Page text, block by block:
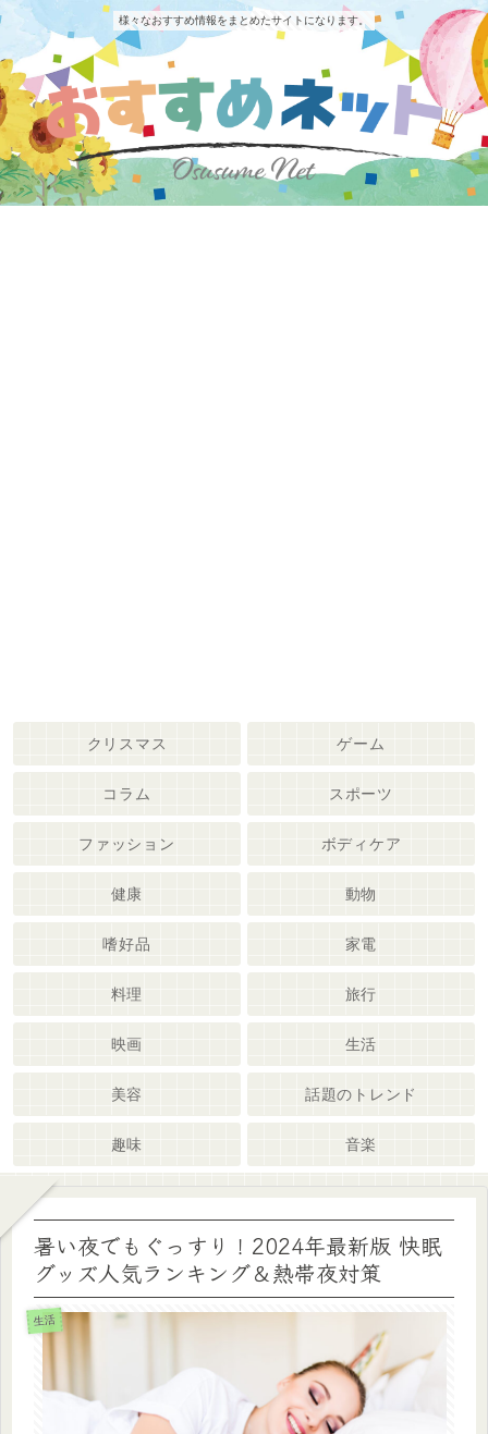
様々なおすすめ情報をまとめたサイトになります。
クリスマス ゲーム
コラム スポーツ
ファッション ボディケア
健康 動物
嗜好品 家電
料理 旅行
映画 生活
美容 話題のトレンド
趣味 音楽
暑い夜でもぐっすり！2024年最新版 快眠
グッズ人気ランキング＆熱帯夜対策
生活